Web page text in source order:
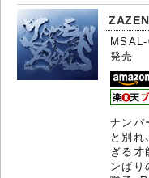
発売
ナンバ
と別れ
ぎる才
ンばり